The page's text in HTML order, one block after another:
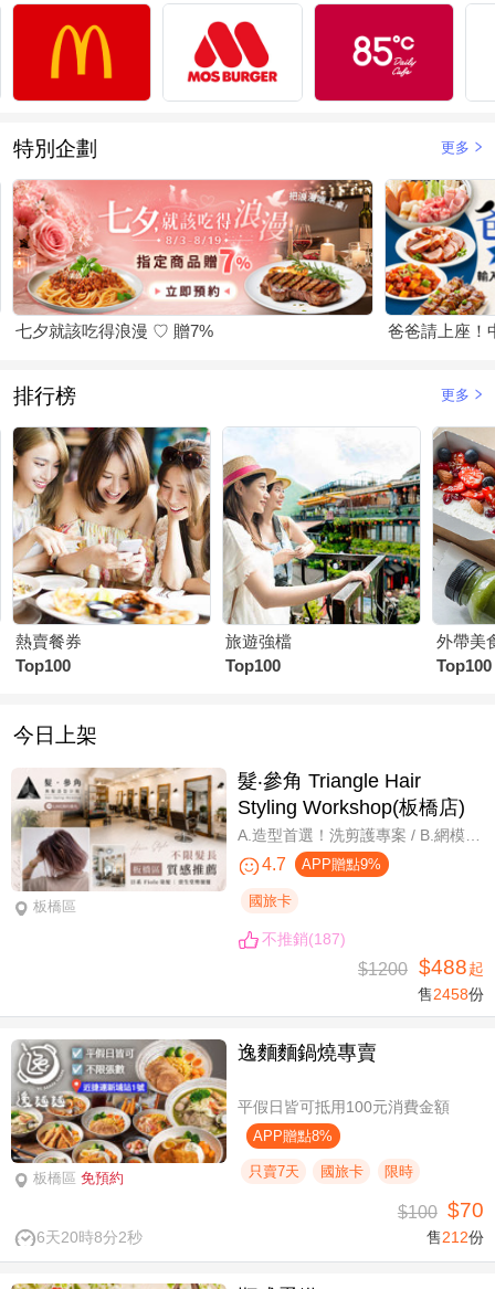
特別企劃 更多
七夕就該吃得浪漫 ♡ 贈7% 爸爸請上座！
排行榜 更多
熱賣餐券
Top100
旅遊強檔
Top100
外帶美
Top100
今日上架
板橋區
髮‧參角 Triangle Hair
Styling Workshop(板橋店)
4.7 APP贈點9%
國旅卡
不推銷(187)
$1200 $488起
售2458份
板橋區 免預約
逸麵麵鍋燒專賣
平假日皆可抵用100元消費金額
APP贈點8%
只賣7天 國旅卡 限時
6天20時8分1秒
$100 $70
售212份